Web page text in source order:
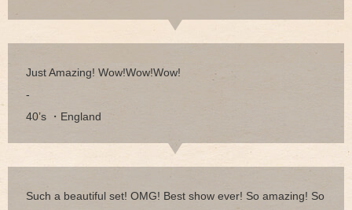
Just Amazing! Wow!Wow!Wow!
-
40’s ・England
Such a beautiful set! OMG! Best show ever! So amazing! So